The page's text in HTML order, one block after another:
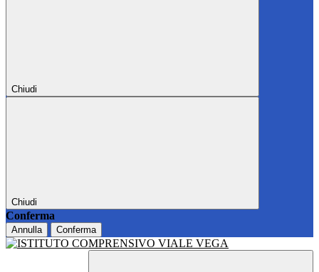
Chiudi
Chiudi
Conferma
Annulla Conferma